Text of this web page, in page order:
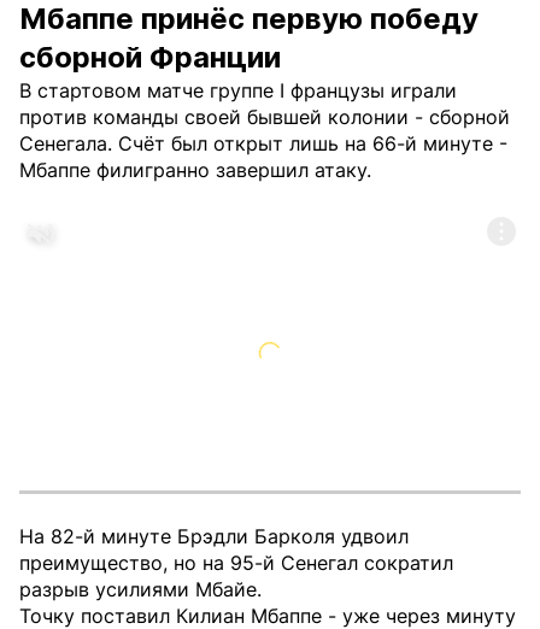
Мбаппе принёс первую победу
сборной Франции
В стартовом матче группе I французы играли
против команды своей бывшей колонии - сборной
Сенегала. Счёт был открыт лишь на 66-й минуте -
Мбаппе филигранно завершил атаку.
На 82-й минуте Брэдли Барколя удвоил
преимущество, но на 95-й Сенегал сократил
разрыв усилиями Мбайе.
Точку поставил Килиан Мбаппе - уже через минуту